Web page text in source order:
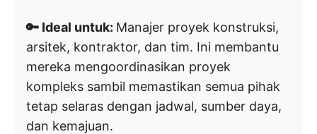
🔑 Ideal untuk: Manajer proyek konstruksi,
arsitek, kontraktor, dan tim. Ini membantu
mereka mengoordinasikan proyek
kompleks sambil memastikan semua pihak
tetap selaras dengan jadwal, sumber daya,
dan kemajuan.